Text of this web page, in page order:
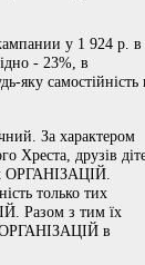
у 1 924 р. в
- 23%, в
яку самостійність
За характером
Хреста, друзів
ОРГАНІЗАЦІЙ.
только тих
Разом з тим їх
ОРГАНІЗАЦІЙ в